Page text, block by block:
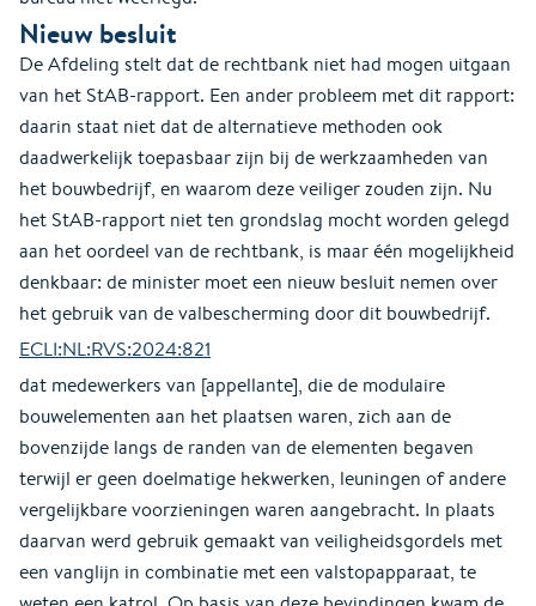
Nieuw besluit
De Afdeling stelt dat de rechtbank niet had mogen uitgaan
van het StAB-rapport. Een ander probleem met dit rapport:
daarin staat niet dat de alternatieve methoden ook
daadwerkelijk toepasbaar zijn bij de werkzaamheden van
het bouwbedrijf, en waarom deze veiliger zouden zijn. Nu
het StAB-rapport niet ten grondslag mocht worden gelegd
aan het oordeel van de rechtbank, is maar één mogelijkheid
denkbaar: de minister moet een nieuw besluit nemen over
het gebruik van de valbescherming door dit bouwbedrijf.
ECLI:NL:RVS:2024:821
dat medewerkers van [appellante], die de modulaire
bouwelementen aan het plaatsen waren, zich aan de
bovenzijde langs de randen van de elementen begaven
terwijl er geen doelmatige hekwerken, leuningen of andere
vergelijkbare voorzieningen waren aangebracht. In plaats
daarvan werd gebruik gemaakt van veiligheidsgordels met
een vanglijn in combinatie met een valstopapparaat, te